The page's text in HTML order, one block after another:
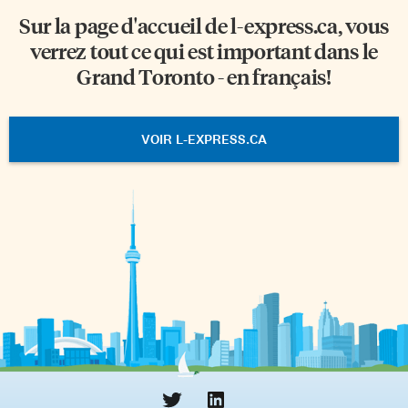
Sur la page d'accueil del-express.ca, vous
verrez tout ce qui est important dans le
Grand Toronto - en français!
VOIR L-EXPRESS.CA